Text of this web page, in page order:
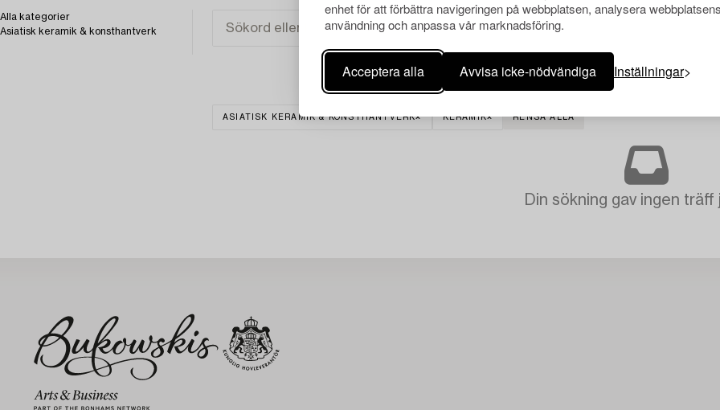
enhet för att förbättra navigeringen på webbplatsen, analysera
användning och anpassa vår marknadsföring.
Acceptera alla Avvisa icke-nödvändiga Inställningar
Alla kategorier
Asiatisk keramik & konsthantverk
ASIATISK KERAMIK & KONSTHANTVERK KERAMIK RENSA ALLA
Din sökning gav ingen träff